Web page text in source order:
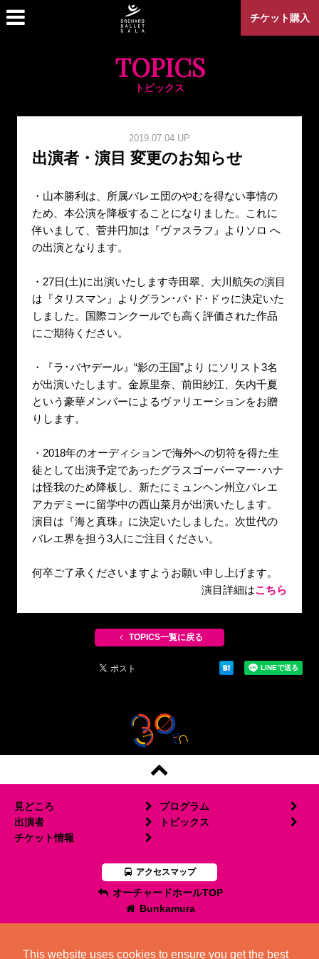
This website uses cookies to ensure you get the best
チケット購入
TOPICS
トピックス
2019.07.04 UP
出演者・演目 変更のお知らせ
・山本勝利は、所属バレエ団のやむを得ない事情の
ため、本公演を降板することになりました。これに
伴いまして、菅井円加は『ヴァスラフ』よりソロ へ
の出演となります。
・27日(土)に出演いたします寺田翠、大川航矢の演目
は『タリスマン』よりグラン･パ･ド･ドゥに決定いた
しました。国際コンクールでも高く評価された作品
にご期待ください。
・『ラ･バヤデール』“影の王国”より にソリスト3名
が出演いたします。金原里奈、前田紗江、矢内千夏
という豪華メンバーによるヴァリエーションをお贈
りします。
・2018年のオーディションで海外への切符を得た生
徒として出演予定であったグラスゴーパーマー･ハナ
は怪我のため降板し、新たにミュンヘン州立バレエ
アカデミーに留学中の西山菜月が出演いたします。
演目は『海と真珠』に決定いたしました。次世代の
バレエ界を担う3人にご注目ください。
何卒ご了承くださいますようお願い申し上げます。
演目詳細はこちら
TOPICS一覧に戻る
見どころ
プログラム
出演者
トピックス
チケット情報
アクセスマップ
オーチャードホールTOP
Bunkamura